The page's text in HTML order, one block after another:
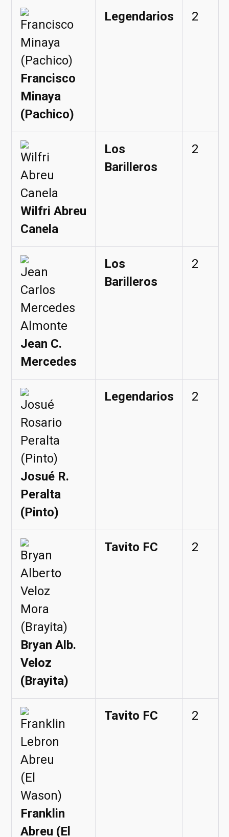
Francisco
Minaya
(Pachico)
Legendarios 2
Wilfri Abreu
Canela
Los
Barilleros
2
Jean C.
Mercedes
Los
Barilleros
2
Josué R.
Peralta
(Pinto)
Legendarios 2
Bryan Alb.
Veloz
(Brayita)
Tavito FC 2
Franklin
Abreu (El
Tavito FC 2